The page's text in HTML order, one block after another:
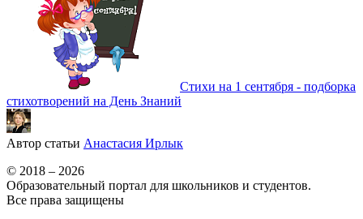
Стихи на 1 сентября - подборка
стихотворений на День Знаний
Автор статьи Анастасия Ирлык
© 2018 – 2026
Образовательный портал для школьников и студентов.
Все права защищены